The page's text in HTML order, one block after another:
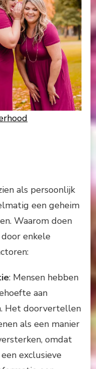
als persoonlijk
een geheim
Waarom doen
enkele
: Mensen hebben
aan
Het doorvertellen
als een manier
omdat
exclusieve